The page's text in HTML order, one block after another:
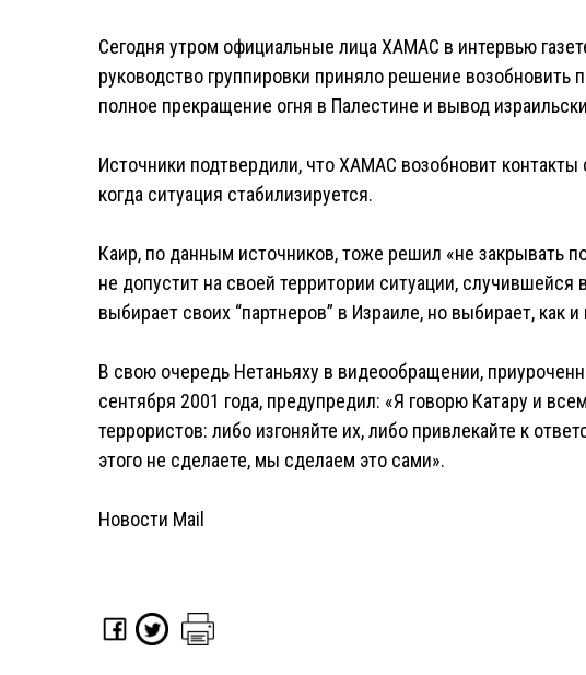
Сегодня утром официальные лица ХАМАС в интервью
руководство группировки приняло решение возобновить
полное прекращение огня в Палестине и вывод
Источники подтвердили, что ХАМАС возобновит
когда ситуация стабилизируется.
Каир, по данным источников, тоже решил «не закрывать
не допустит на своей территории ситуации, случившейся
выбирает своих “партнеров” в Израиле, но выбирает, как
В свою очередь Нетаньяху в видеообращении,
сентября 2001 года, предупредил: «Я говорю Катару и
террористов: либо изгоняйте их, либо привлекайте к
этого не сделаете, мы сделаем это сами».
Новости Mail